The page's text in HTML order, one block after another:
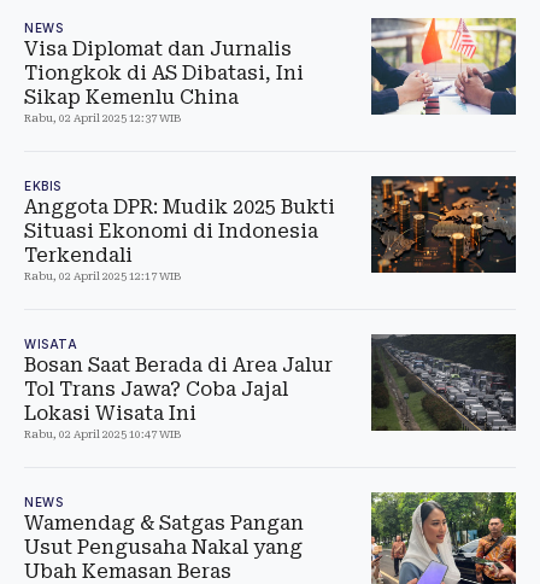
NEWS
Visa Diplomat dan Jurnalis
Tiongkok di AS Dibatasi, Ini
Sikap Kemenlu China
Rabu, 02 April 2025 12:37 WIB
EKBIS
Anggota DPR: Mudik 2025 Bukti
Situasi Ekonomi di Indonesia
Terkendali
Rabu, 02 April 2025 12:17 WIB
WISATA
Bosan Saat Berada di Area Jalur
Tol Trans Jawa? Coba Jajal
Lokasi Wisata Ini
Rabu, 02 April 2025 10:47 WIB
NEWS
Wamendag & Satgas Pangan
Usut Pengusaha Nakal yang
Ubah Kemasan Beras